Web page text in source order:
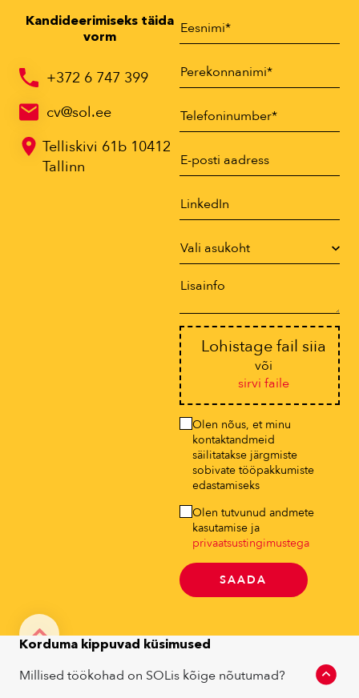
Kandideerimiseks täida
vorm
+372 6 747 399
cv@sol.ee
Telliskivi 61b 10412
Tallinn
Lohistage fail siia
või
sirvi faile
Olen nõus, et minu
kontaktandmeid
säilitatakse järgmiste
sobivate tööpakkumiste
edastamiseks
Olen tutvunud andmete
kasutamise ja
privaatsustingimustega
SAADA
Korduma kippuvad küsimused
Millised töökohad on SOLis kõige nõutumad?